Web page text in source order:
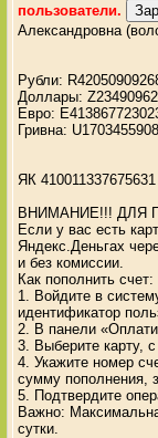
пользователи.
Александровна
Рубли:
Доллары:
Евро:
Гривна:
ЯК 410011337675631
ВНИМАНИЕ!!! ДЛЯ
Если у вас есть
Яндекс.Деньгах
и без комиссии.
Как пополнить счет:
1. Войдите в
идентификатор
2. В панели
3. Выберите карту, с
4. Укажите номер
сумму пополнения,
5. Подтвердите
Важно:
сутки.